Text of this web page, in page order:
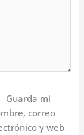
Guarda mi
correo
y web